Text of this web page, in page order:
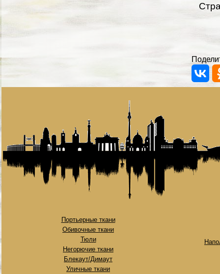
Портьерные ткани
Обивочные ткани
Тюли
Негорючие ткани
Блекаут/Димаут
Уличные ткани